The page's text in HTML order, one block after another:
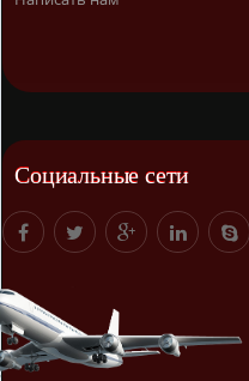
Социальные сети